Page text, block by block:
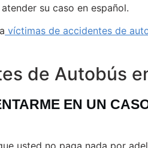
su caso en español.
víctimas de accidentes de
de Autobús
EN UN
usted no paga nada por